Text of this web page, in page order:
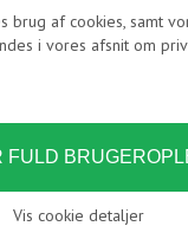
af cookies, samt
i vores afsnit om
Vis cookie detaljer
- G¼